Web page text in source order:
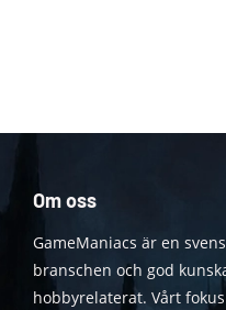
Om oss
GameManiacs är en
branschen och god
hobbyrelaterat. Vårt